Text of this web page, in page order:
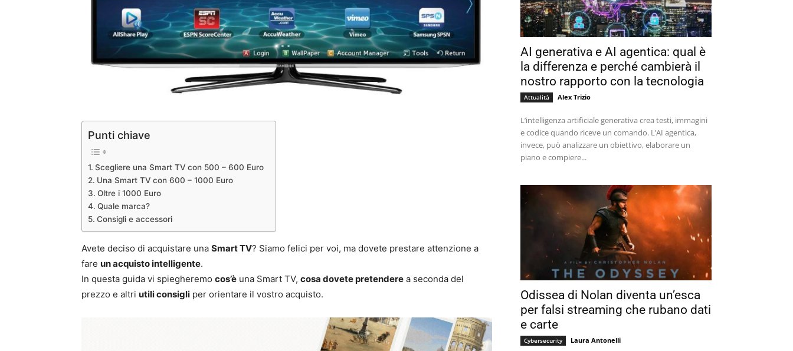
Punti chiave
Scegliere una Smart TV con 500 – 600 Euro
Una Smart TV con 600 – 1000 Euro
Oltre i 1000 Euro
Quale marca?
Consigli e accessori
Avete deciso di acquistare una Smart TV? Siamo felici per voi, ma dovete prestare attenzione a
fare un acquisto intelligente.
In questa guida vi spiegheremo cos’è una Smart TV, cosa dovete pretendere a seconda del
prezzo e altri utili consigli per orientare il vostro acquisto.
AI generativa e AI agentica: qual è
la differenza e perché cambierà il
nostro rapporto con la tecnologia
Attualità Alex Trizio
L’intelligenza artificiale generativa crea testi, immagini
e codice quando riceve un comando. L’AI agentica,
invece, può analizzare un obiettivo, elaborare un
piano e compiere...
Odissea di Nolan diventa un’esca
per falsi streaming che rubano dati
e carte
Cybersecurity Laura Antonelli